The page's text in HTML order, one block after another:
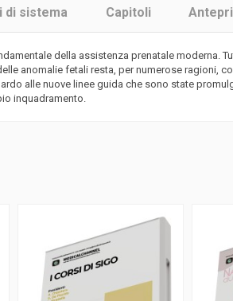
di sistema Capitoli
della assistenza prenatale
anomalie fetali resta, per numerose
alle nuove linee guida che sono state
inquadramento.